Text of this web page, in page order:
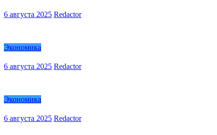
6 августа 2025 Redactor
Экономика
6 августа 2025 Redactor
Экономика
6 августа 2025 Redactor